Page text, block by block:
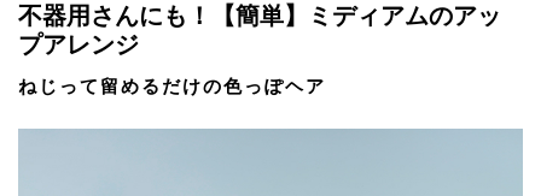
不器用さんにも！【簡単】ミディアムのアッ
プアレンジ
ねじって留めるだけの色っぽヘア